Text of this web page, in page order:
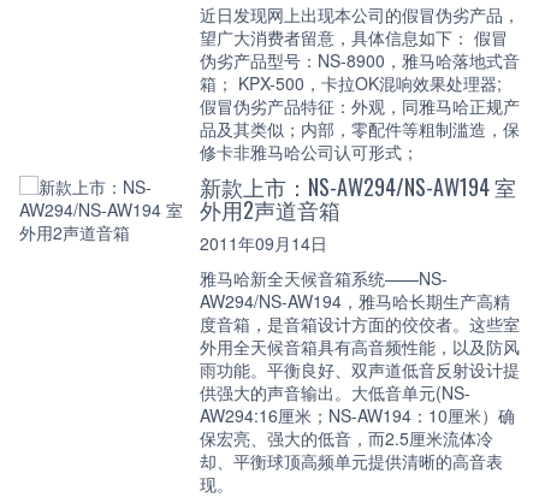
近日发现网上出现本公司的假冒伪劣产品，
望广大消费者留意，具体信息如下： 假冒
伪劣产品型号：NS-8900，雅马哈落地式音
箱； KPX-500，卡拉OK混响效果处理器;
假冒伪劣产品特征：外观，同雅马哈正规产
品及其类似；内部，零配件等粗制滥造，保
修卡非雅马哈公司认可形式；
新款上市：NS-AW294/NS-AW194 室
外用2声道音箱
2011年09月14日
雅马哈新全天候音箱系统——NS-
AW294/NS-AW194，雅马哈长期生产高精
度音箱，是音箱设计方面的佼佼者。这些室
外用全天候音箱具有高音频性能，以及防风
雨功能。平衡良好、双声道低音反射设计提
供强大的声音输出。大低音单元(NS-
AW294:16厘米；NS-AW194：10厘米）确
保宏亮、强大的低音，而2.5厘米流体冷
却、平衡球顶高频单元提供清晰的高音表
现。